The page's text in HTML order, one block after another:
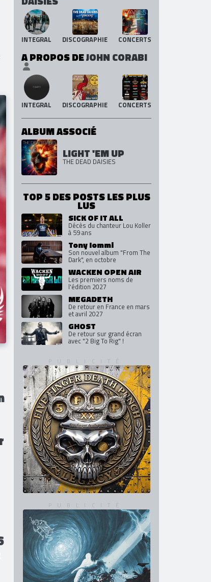
A PROPOS DETHE DEAD
DAISIES
INTEGRAL DISCOGRAPHIE CONCERTS
A PROPOS DEJOHN CORABI
INTEGRAL DISCOGRAPHIE
ALBUM ASSOCIÉ
THE DEAD DAISIES
TOP 5 DES POSTS LES PLUS
LUS
SICK OF IT ALL
Décès du chanteur Lou Koller
à 59 ans
Tony Iommi
Son nouvel album "From The
Dark", en octobre
WACKEN OPEN AIR
Les premiers noms de
l'édition 2027
MEGADETH
De retour en France en mars
et avril 2027
De retour sur grand écran
avec "2 Big To Rig" !